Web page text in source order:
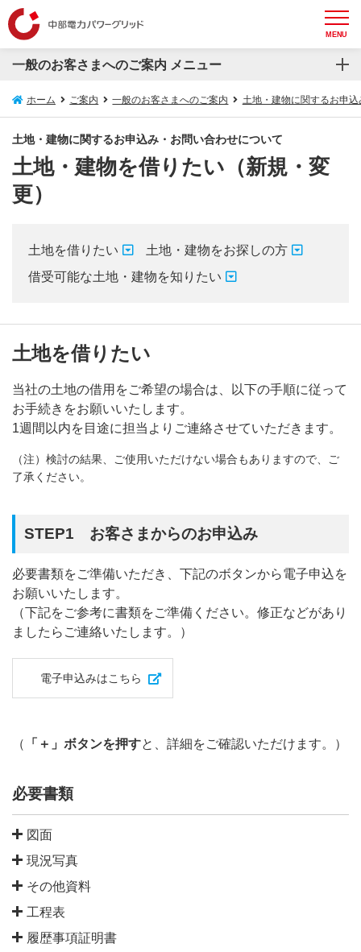
MENU
一般のお客さまへのご案内 メニュー
一般のお客さまへのご案内
再生可能エネルギー発電設備等の接続について
電気の安心情報
安心してお使いいただくためのお願い
スマートメーターについて
電圧フリッカについて
防護管WEB受付システム
最終保障供給のご契約について
電柱・地中管路等のご利用（標準実施要領）について
「省エネ」電化機器について
市街地開発事業等における無電柱化について
ホーム ご案内 一般のお客さまへのご案内 土地・建物に関するお申
土地・建物に関するお申込み・お問い合わせについて
土地・建物を借りたい（新規・変
更）
土地を借りたい
土地・建物をお探しの方
借受可能な土地・建物を知りたい
土地を借りたい
当社の土地の借用をご希望の場合は、以下の手順に従って
お手続きをお願いいたします。
1週間以内を目途に担当よりご連絡させていただきます。
（注）検討の結果、ご使用いただけない場合もありますので、ご
了承ください。
STEP1 お客さまからのお申込み
必要書類をご準備いただき、下記のボタンから電子申込を
お願いいたします。
（下記をご参考に書類をご準備ください。修正などがあり
ましたらご連絡いたします。）
電子申込みはこちら
（ 「＋」ボタンを押すと、詳細をご確認いただけます。）
必要書類
図面
下記（1）、（2）いずれかのご提出をお願いしま
す。
（図面の例）
地積測量図
現況写真
下記をご参考に撮影・作成してください。
F：251KB]
その他資料
土地の使用にあたり、事業の計画概要や設計図など
があれば添付してください。
工程表
工事や作業などのために使用する場合は、工事のス
履歴事項証明書